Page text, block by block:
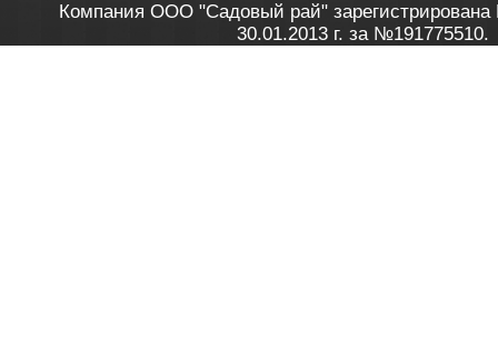
Компания ООО "Садовый рай" зарегистрирована
30.01.2013 г. за №191775510.